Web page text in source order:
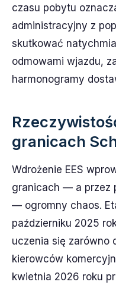
czasu pobytu
administracyjny z
skutkować
odmowami wjazdu,
harmonogramy
granicach
Wdrożenie EES
granicach — a przez
— ogromny chaos.
październiku 2025
uczenia się zarówno
kierowców
kwietnia 2026 roku